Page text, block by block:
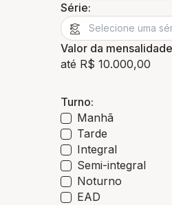
Série:
Valor da mensalidade
até R$ 10.000,00
Turno:
Manhã
Tarde
Integral
Semi-integral
Noturno
EAD